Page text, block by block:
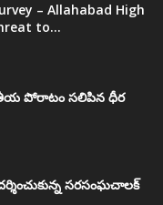
– Allahabad High
to...
పోరాటం సలిపిన ధీర
సరసంఘచాలక్